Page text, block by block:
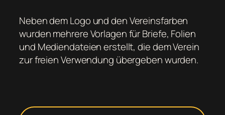
Neben dem Logo und den Vereinsfarben
wurden mehrere Vorlagen für Briefe, Folien
und Mediendateien erstellt, die dem Verein
zur freien Verwendung übergeben wurden.